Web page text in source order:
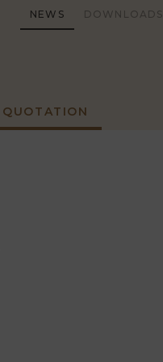
QUOTATION
NEWS DOWNLOADS